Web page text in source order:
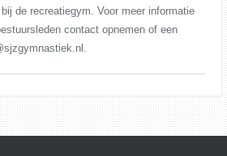
de recreatiegym. Voor meer informatie
contact opnemen of een